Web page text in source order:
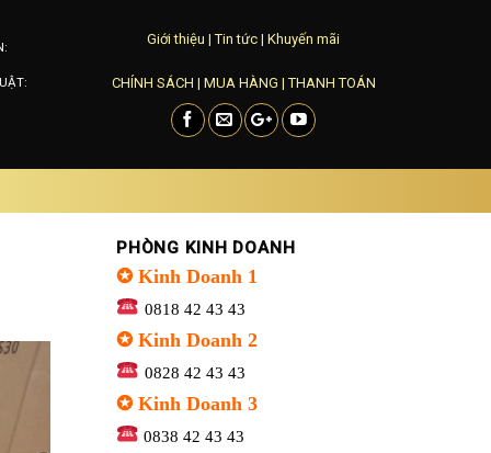
Giới thiệu |Tin tức | Khuyến mãi
CHÍNH SÁCH | MUA HÀNG |THANH TOÁN
PHÒNG KINH DOANH
✪ Kinh Doanh 1
0818 42 43 43
✪ Kinh Doanh 2
0828 42 43 43
✪ Kinh Doanh 3
0838 42 43 43